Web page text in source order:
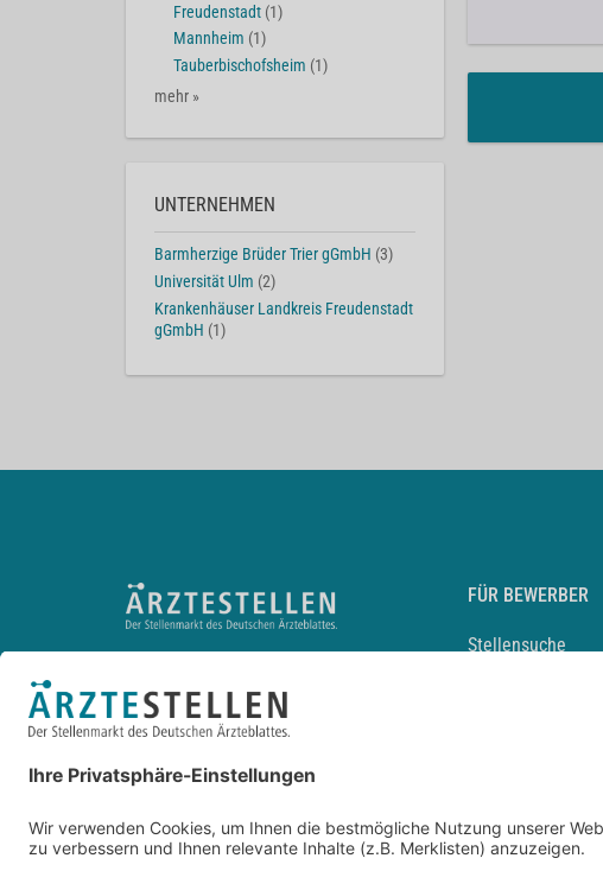
Freudenstadt (1)
Mannheim (1)
Tauberbischofsheim (1)
mehr »
UNTERNEHMEN
Barmherzige Brüder Trier gGmbH (3)
Universität Ulm (2)
Krankenhäuser Landkreis Freudenstadt
gGmbH (1)
FÜR BEWERBER
Stellensuche
Durchsuchen